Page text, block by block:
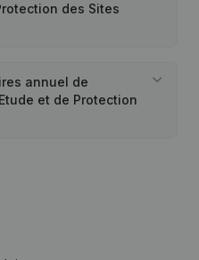
des Sites
annuel de
et de Protection